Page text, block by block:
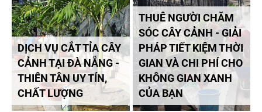
DỊCH VỤ CẮT TỈA CÂY
CẢNH TẠI ĐÀ NẴNG -
THIÊN TÂN UY TÍN,
CHẤT LƯỢNG
THUÊ NGƯỜI CHĂM
SÓC CÂY CẢNH - GIẢI
PHÁP TIẾT KIỆM THỜI
GIAN VÀ CHI PHÍ CHO
KHÔNG GIAN XANH
CỦA BẠN